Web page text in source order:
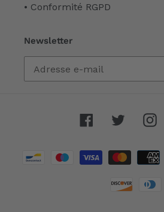
• Conformité RGPD
Newsletter
FacebookTwitter
Moyens
de